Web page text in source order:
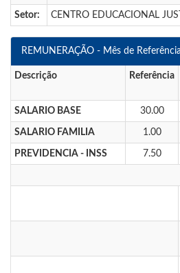
Setor: CENTRO EDUCACIONAL
REMUNERAÇÃO - Mês de
Descrição Referência
SALARIO BASE 30.00
SALARIO FAMILIA 1.00
PREVIDENCIA - INSS 7.50